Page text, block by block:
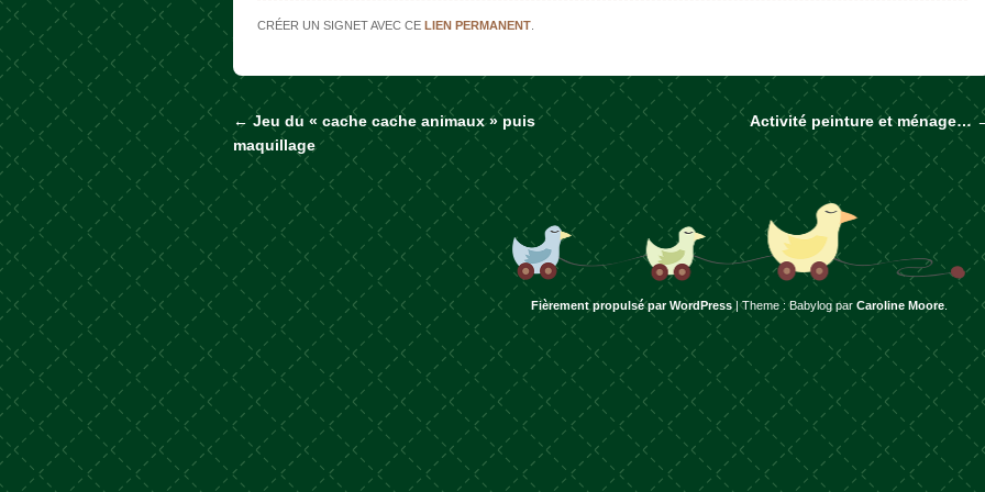
CRÉER UN SIGNET AVEC CELIEN PERMANENT
Naviguer dans les articles
←Jeu du « cache cache animaux » puis
maquillage
Activité peinture et ménage…
Fièrement propulsé par WordPress |Theme : Babylog par Caroline Moore.